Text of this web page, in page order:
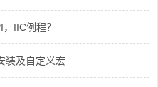
IIC例程？
装及自定义宏